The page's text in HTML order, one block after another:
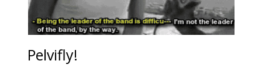
Pelvifly!